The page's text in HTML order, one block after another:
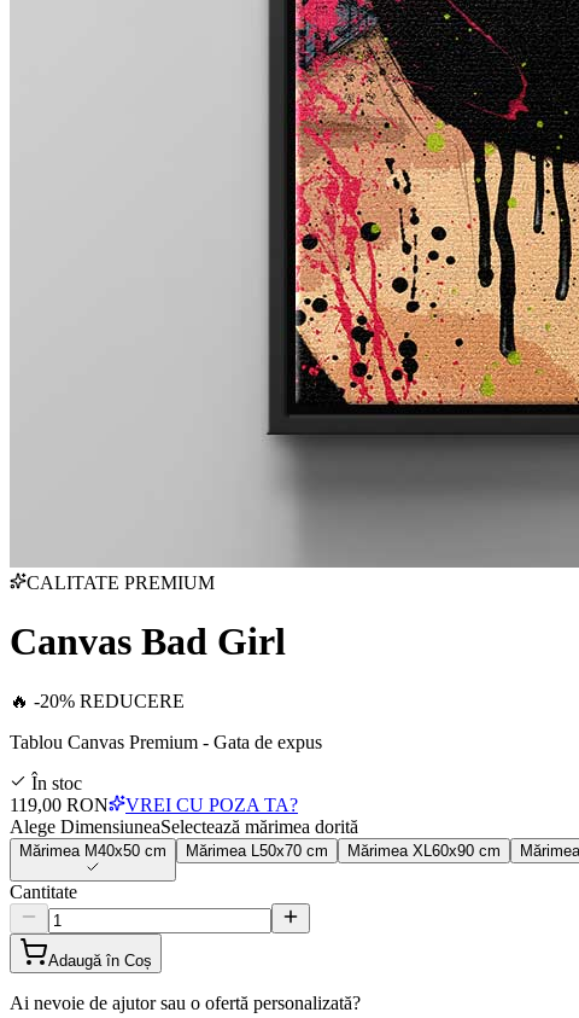
CALITATE PREMIUM
Canvas Bad Girl
🔥 -20% REDUCERE
Tablou Canvas Premium - Gata de expus
În stoc
119,00 RON
VREI CU POZA TA?
Alege DimensiuneaSelectează mărimea dorită
Mărimea M40x50 cm Mărimea 50x70 cm Mărimea XL 60x90 cm Mărimea
Cantitate
Adaugă în Coș
Ai nevoie de ajutor sau o ofertă personalizată?